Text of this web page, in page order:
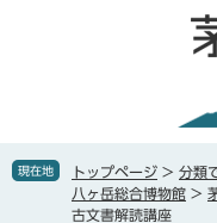
で
ば現在地 トップページ > 分類
八ヶ岳総合博物館 >
古文書解読講座